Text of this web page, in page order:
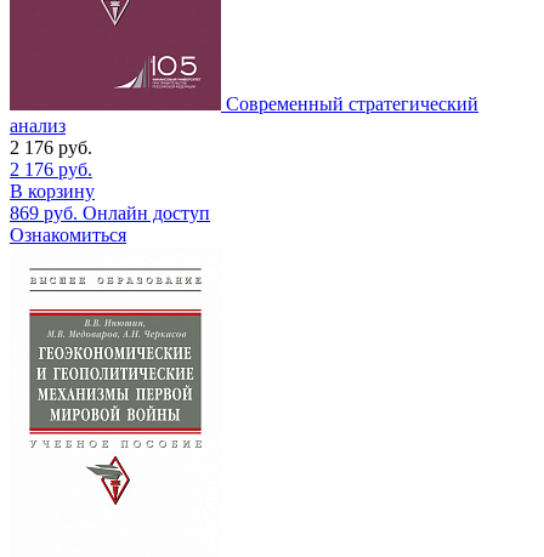
Современный стратегический
анализ
2 176 руб.
2 176 руб.
В корзину
869 руб. Онлайн доступ
Ознакомиться